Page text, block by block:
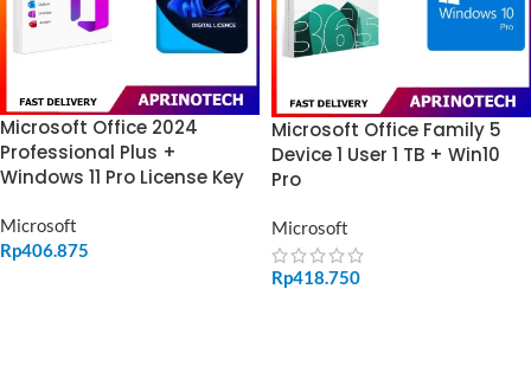
Microsoft Office 2024
Professional Plus +
Windows 11 Pro License Key
Microsoft
Rp406.875
Microsoft Office Family 5
Device 1 User 1 TB + Win10
Pro
Microsoft
Rp418.750